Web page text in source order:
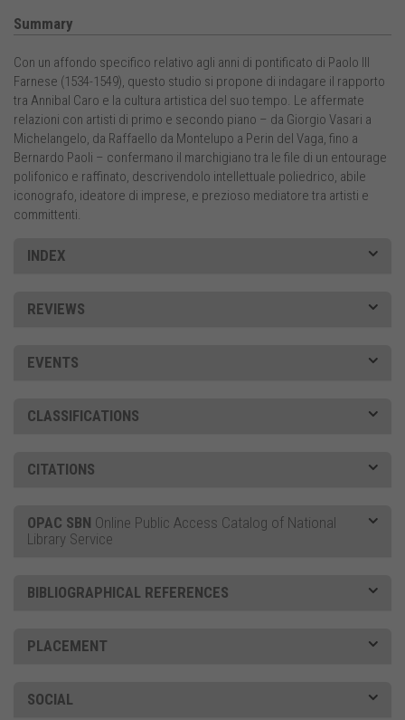
Summary
Con un affondo specifico relativo agli anni di pontificato di Paolo III
Farnese (1534-1549), questo studio si propone di indagare il rapporto
tra Annibal Caro e la cultura artistica del suo tempo. Le affermate
relazioni con artisti di primo e secondo piano – da Giorgio Vasari a
Michelangelo, da Raffaello da Montelupo a Perin del Vaga, fino a
Bernardo Paoli – confermano il marchigiano tra le file di un entourage
polifonico e raffinato, descrivendolo intellettuale poliedrico, abile
iconografo, ideatore di imprese, e prezioso mediatore tra artisti e
committenti.
INDEX
REVIEWS
EVENTS
CLASSIFICATIONS
CITATIONS
OPAC SBN Online Public Access Catalog of National
Library Service
BIBLIOGRAPHICAL REFERENCES
PLACEMENT
SOCIAL